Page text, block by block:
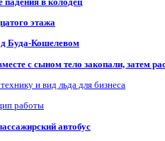
этажа
Буда-Кошелевом
с сыном тело закопали, затем
и вид льда для бизнеса
работы
автобус